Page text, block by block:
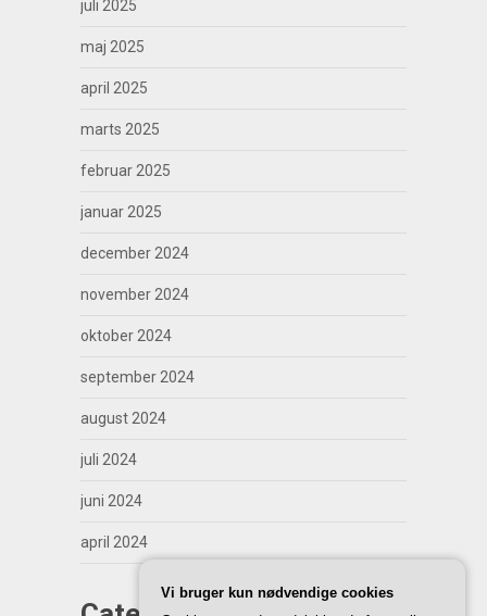
juli 2025
maj 2025
april 2025
marts 2025
februar 2025
januar 2025
december 2024
november 2024
oktober 2024
september 2024
august 2024
juli 2024
juni 2024
april 2024
Vi bruger kun nødvendige cookies